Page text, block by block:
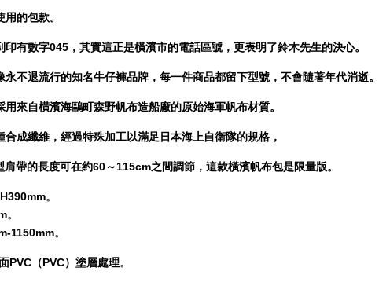
的包款。
有數字045，其實這正是橫濱市的電話區號，更表明了鈴木先生的決心。
永不退流行的知名牛仔褲品牌，每一件商品都留下型號，不會隨著年代消逝。
來自橫濱海鷗町森野帆布造船廠的原始海軍帆布材質。
成纖維，經過特殊加工以滿足日本海上自衛隊的規格，
帶的長度可在約60～115cm之間調節，這款橫濱帆布包是限量版。
。
。
1150mm。
PVC（PVC）塗層處理。